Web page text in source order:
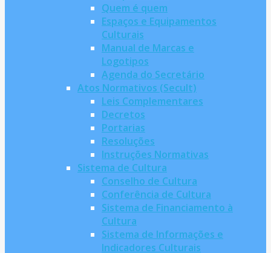
Quem é quem
Espaços e Equipamentos
Culturais
Manual de Marcas e
Logotipos
Agenda do Secretário
Atos Normativos (Secult)
Leis Complementares
Decretos
Portarias
Resoluções
Instruções Normativas
Sistema de Cultura
Conselho de Cultura
Conferência de Cultura
Sistema de Financiamento à
Cultura
Sistema de Informações e
Indicadores Culturais